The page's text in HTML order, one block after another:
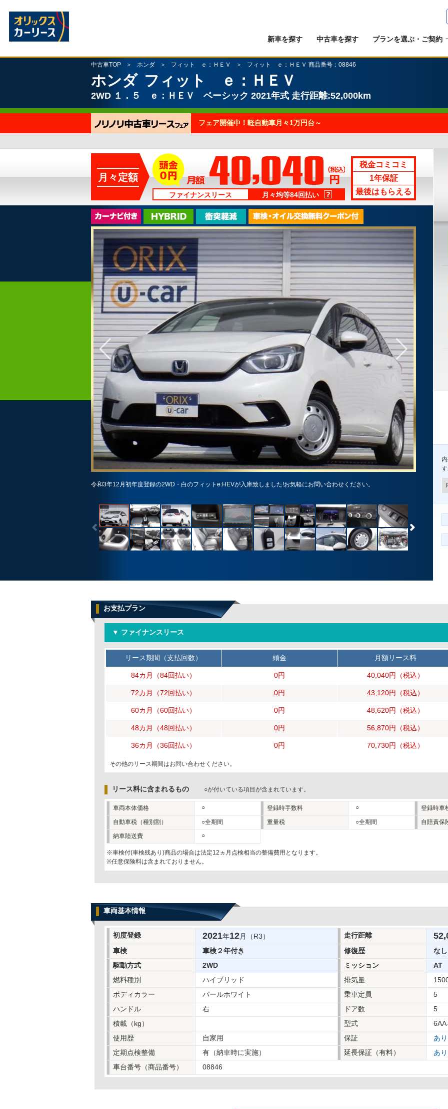
新車を探す 中古車を探す プランを選ぶ・ご契約
中古車TOP ホンダ フィット ｅ：ＨＥＶ フィット ｅ：ＨＥＶ 商品番号：08846
ホンダ フィット ｅ：ＨＥＶ
2WD １．５ ｅ：ＨＥＶ ベーシック 2021年式 走行距離:52,000km
フェア開催中！軽自動車月々1万円台～
月々定額
ファイナンスリース 月々均等84回払い
税金コミコミ
1年保証
最後はもらえる
令和3年12月初年度登録の2WD・白のフィットe:HEVが入庫致しました!お気軽にお問い合わせください。
お支払プラン
▼ ファイナンスリース
リース期間（支払回数） 頭金 月額リース料
84カ月（84回払い） 0円 40,040円 （税込）
72カ月（72回払い） 0円 43,120円 （税込）
60カ月（60回払い） 0円 48,620円 （税込）
48カ月（48回払い） 0円 56,870円 （税込）
36カ月（36回払い） 0円 70,730円 （税込）
その他のリース期間はお問い合わせください。
リース料に含まれるもの ○が付いている項目が含まれています。
車両本体価格 ○ 登録時手数料 ○ 登録時車
自動車税（種別割） ○全期間 重量税 ○全期間 自賠責保
納車陸送費
○
※車検付(車検残あり)商品の場合は法定12ヵ月点検相当の整備費用となります。
※任意保険料は含まれておりません。
車両基本情報
初度登録 2021年12月（R3） 走行距離
車検
車検２年付き 修復歴
なし
駆動方式
2WD ミッション
AT
燃料種別
ハイブリッド 排気量
ボディカラー
パールホワイト 乗車定員
5
ハンドル
右 ドア数
5
積載（kg）
型式
使用歴
自家用 保証
あり
定期点検整備
有（納車時に実施） 延長保証（有料）
あり
車台番号（商品番号）
08846